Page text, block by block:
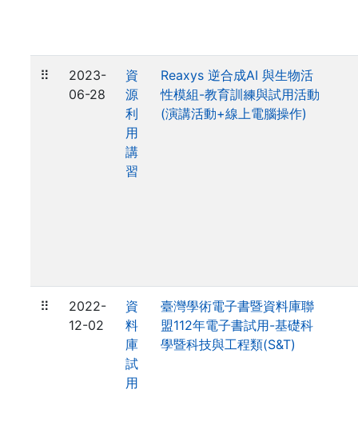
⠿
2023-
06-28
資
源
利
用
講
習
Reaxys 逆合成AI 與生物活
性模組-教育訓練與試用活動
(演講活動+線上電腦操作)
⠿
2022-
12-02
資
料
庫
試
用
臺灣學術電子書暨資料庫聯
盟112年電子書試用-基礎科
學暨科技與工程類(S&T)